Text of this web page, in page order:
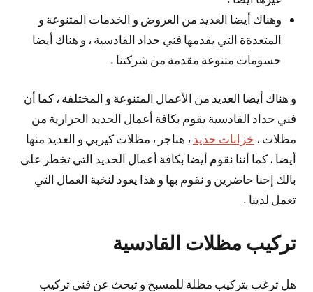
وهناك أيضا العديد من العروض و الخدمات المتنوعة و
المتعدةة التي يقدمها فني حداد القادسية ، و هناك أيضا
حسومات متنوعة مقدمة من شركتنا .
و هناك أيضا العديد من الأعمال المتنوعة و المختلفة ، كما أن
فني حداد القادسية يقوم بكافة أعمال الحديد الحرارية من
مظلات ، خزانات حديد ، هناجر ، مظلات كيربي و العديد منها
أيضا ، كما أننا نقوم أيضا بكافة أعمال الحديد التي تخطر على
بالك إحنا حاضرين و نقوم بها و هذا يعود لنخبة العمال التي
تعمل لدينا .
تركيب مظلات القادسية
هل ترغب بتركيب مظلة للمسبح و تبحث عن فني تركيب